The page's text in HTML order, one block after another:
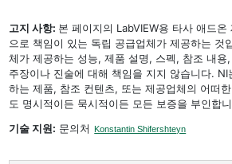
고지 사항: 본 페이지의 LabVIEW용 타사 애드
으로 책임이 있는 독립 공급업체가 제공하는 것
체가 제공하는 성능, 제품 설명, 스펙, 참조 내용
주장이나 진술에 대해 책임을 지지 않습니다.
하는 제품, 참조 컨텐츠, 또는 제공업체의 어떠
도 명시적이든 묵시적이든 모든 보증을 부인합
기술 지원: 문의처 Konstantin Shifershteyn